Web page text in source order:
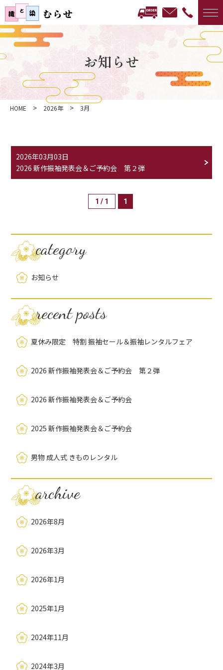
お知らせ
HOME > 2026年 > 3月
2026年03月03日
2026 新作振袖発表会＆ご予約会 第２弾
1 / 1 1
category
お知らせ
recent posts
夏休み限定 特割 振袖セール＆振袖レンタルフェア
2026 新作振袖発表会＆ご予約会 第２弾
2026 新作振袖発表会＆ご予約会
2025 新作振袖発表会＆ご予約会
男物 成人式 きものレンタル
archive
2026年8月
2026年3月
2026年1月
2025年1月
2024年11月
2024年3月